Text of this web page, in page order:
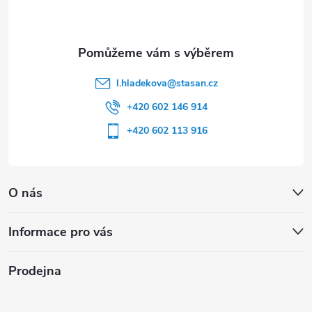
O nás
Informace pro vás
l.hladekova@stasan.cz
+420 602 146 914
+420 602 113 916
Prodejna